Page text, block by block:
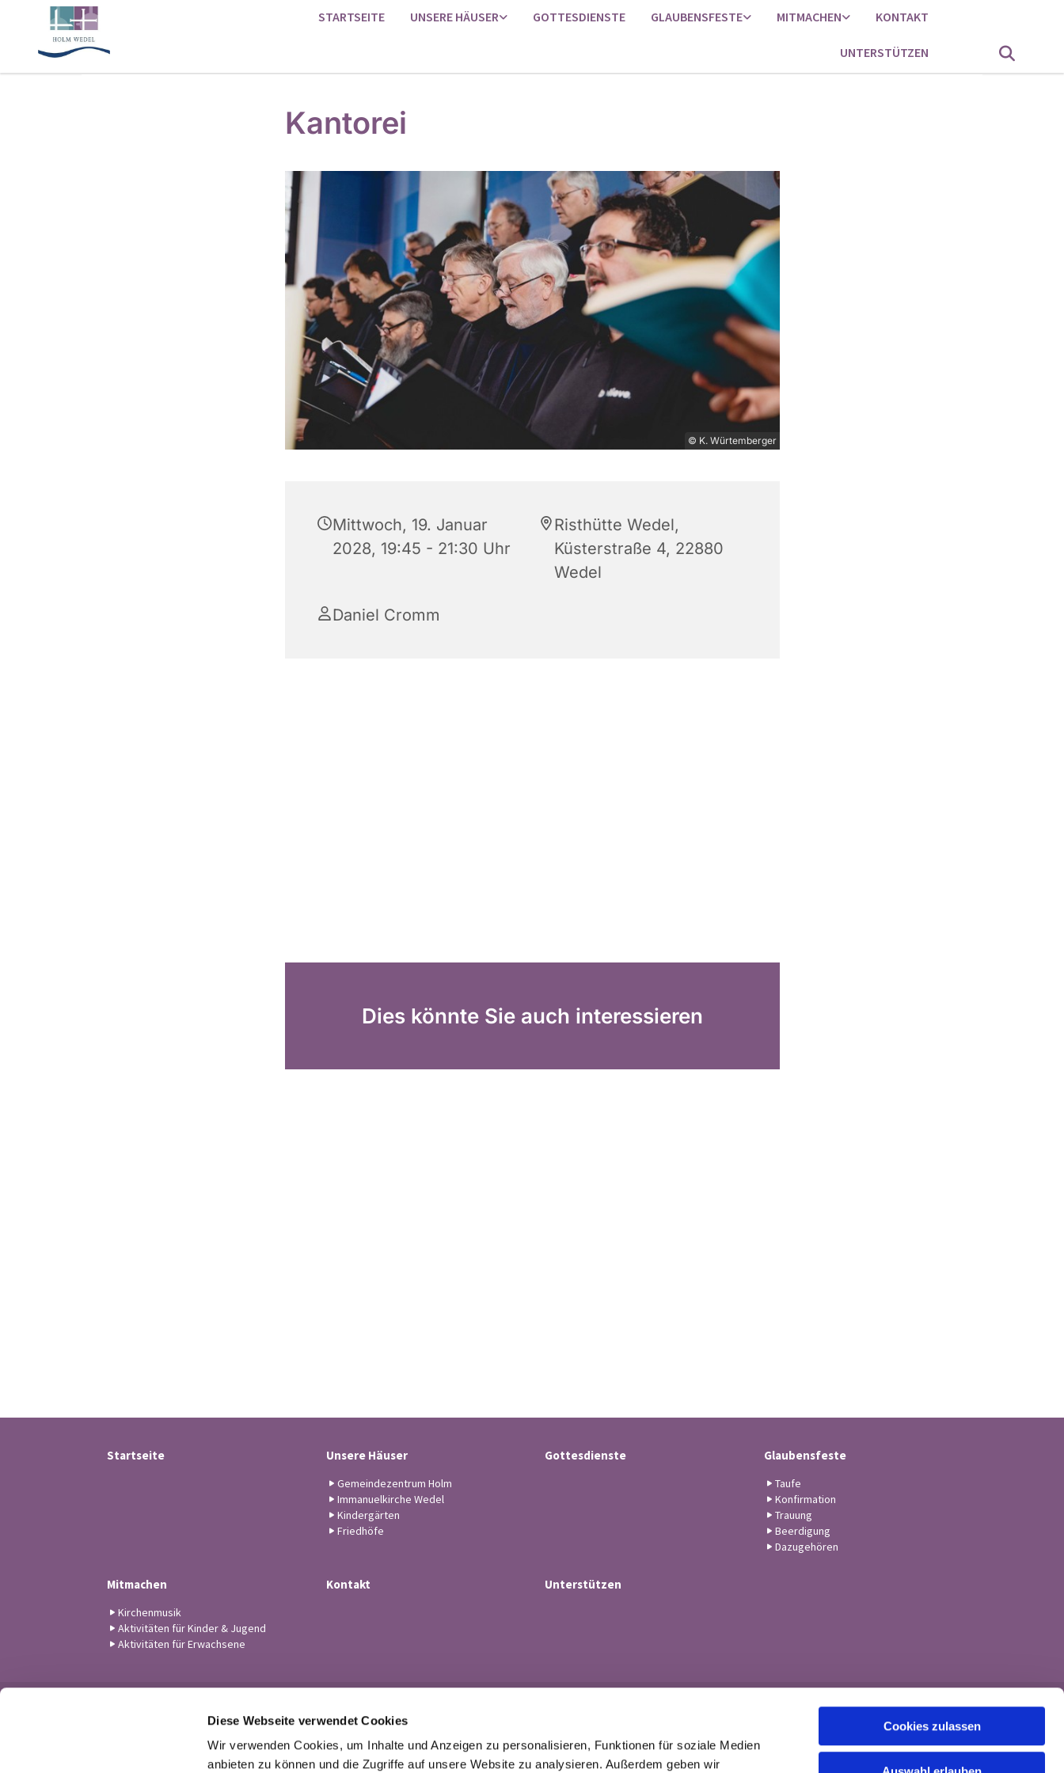
Diese Webseite verwendet Cookies
Wir verwenden Cookies, um Inhalte und Anzeigen zu personalisieren, Funktionen für soziale Medien
anbieten zu können und die Zugriffe auf unsere Website zu analysieren. Außerdem geben wir
Cookies zulassen
STARTSEITE UNSERE HÄUSER GOTTESDIENSTE GLAUBENSFESTE MITMACHEN KONTAKT
UNTERSTÜTZEN
Kantorei
© K. Würtemberger
Mittwoch, 19. Januar
2028, 19:45 - 21:30 Uhr
Risthütte Wedel,
Küsterstraße 4, 22880
Wedel
Daniel Cromm
Dies könnte Sie auch interessieren
Startseite Unsere Häuser
Gemeindezentrum Holm
Immanuelkirche Wedel
Kindergärten
Friedhöfe
Gottesdienste Glaubensfeste
Taufe
Konfirmation
Trauung
Beerdigung
Dazugehören
Mitmachen
Kirchenmusik
Aktivitäten für Kinder & Jugend
Aktivitäten für Erwachsene
Kontakt Unterstützen
 Tel. 04103-21 43
buero@kirchengemeindewedel.de